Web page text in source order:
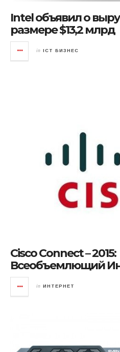
Intel объявил о
размере $13,2 млрд
in ICT БИЗНЕС
Cisco Connect – 2015:
Всеобъемлющий
in ИНТЕРНЕТ